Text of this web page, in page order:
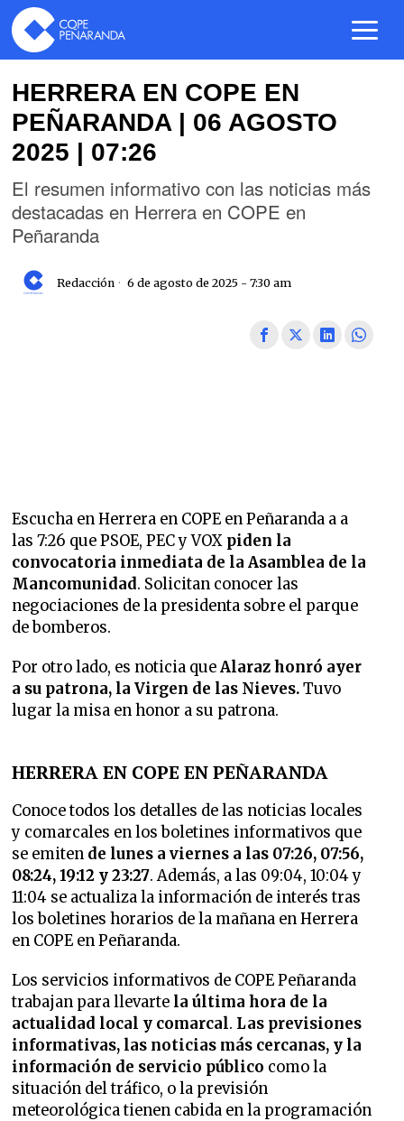
HERRERA EN COPE EN
PEÑARANDA | 06 AGOSTO
2025 | 07:26
El resumen informativo con las noticias más
destacadas en Herrera en COPE en
Peñaranda
Redacción 6 de agosto de 2025 - 7:30 am
Escucha en Herrera en COPE en Peñaranda a a
las 7:26 que PSOE, PEC y VOX piden la
convocatoria inmediata de la Asamblea de la
Mancomunidad. Solicitan conocer las
negociaciones de la presidenta sobre el parque
de bomberos.
Por otro lado, es noticia queAlaraz honró ayer
a su patrona, la Virgen de las Nieves.Tuvo
lugar la misa en honor a su patrona.
HERRERA EN COPE EN PEÑARANDA
Conoce todos los detalles de las noticias locales
y comarcales en los boletines informativos que
se emiten de lunes a viernes a las 07:26, 07:56,
08:24, 19:12 y 23:27. Además, a las 09:04, 10:04 y
11:04 se actualiza la información de interés tras
los boletines horarios de la mañana en Herrera
en COPE en Peñaranda.
Los servicios informativos de COPE Peñaranda
trabajan para llevarte la última hora de la
actualidad local y comarcal. Las previsiones
informativas, las noticias más cercanas, y la
información de servicio público como la
situación del tráfico, o la previsión
meteorológica tienen cabida en la programación